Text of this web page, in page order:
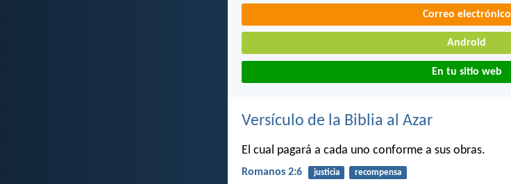
Correo electrónico
Android
En tu sitio web
Versículo de la Biblia al Azar
El cual pagará a cada uno conforme a sus obras.
Romanos 2:6 justicia recompensa